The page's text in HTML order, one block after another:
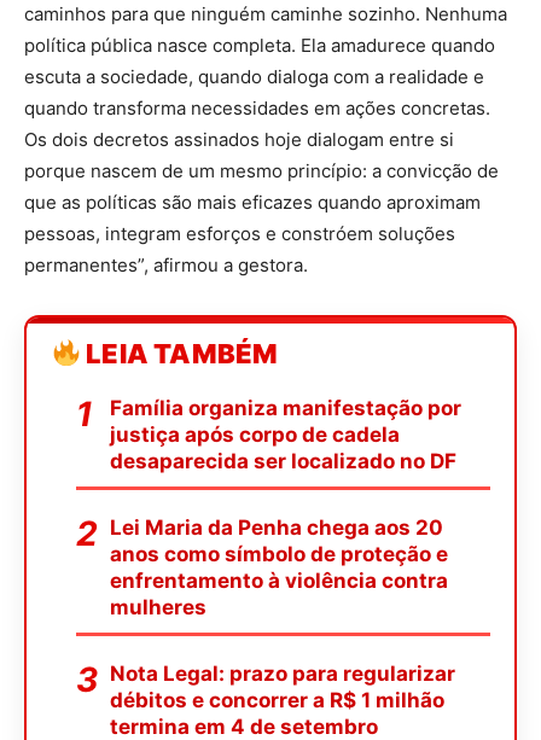
caminhos para que ninguém caminhe sozinho. Nenhuma
política pública nasce completa. Ela amadurece quando
escuta a sociedade, quando dialoga com a realidade e
quando transforma necessidades em ações concretas.
Os dois decretos assinados hoje dialogam entre si
porque nascem de um mesmo princípio: a convicção de
que as políticas são mais eficazes quando aproximam
pessoas, integram esforços e constróem soluções
permanentes”, afirmou a gestora.
LEIA TAMBÉM
Família organiza manifestação por
justiça após corpo de cadela
desaparecida ser localizado no DF
Lei Maria da Penha chega aos 20
anos como símbolo de proteção e
enfrentamento à violência contra
mulheres
Nota Legal: prazo para regularizar
débitos e concorrer a R$ 1 milhão
termina em 4 de setembro